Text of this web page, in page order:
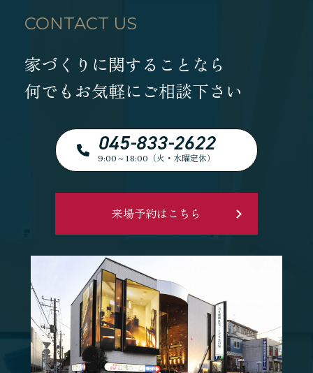
CONTACT US
家づくりに関することなら
何でもお気軽にご相談下さい
045-833-2622
9:00～18:00（火・水曜定休）
来場予約はこちら